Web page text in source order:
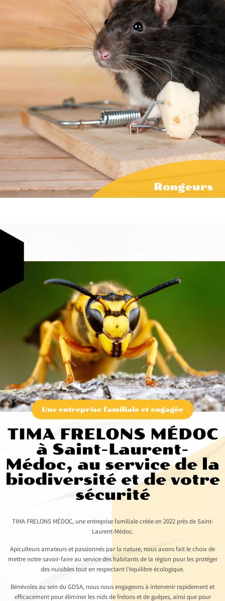
Rongeurs
Une entreprise familiale et engagée
TIMA FRELONS MÉDOC
à Saint-Laurent-
Médoc, au service de la
biodiversité et de votre
sécurité
TIMA FRELONS MÉDOC, une entreprise familiale créée en 2022 près de Saint-
Laurent-Médoc.
Apiculteurs amateurs et passionnés par la nature, nous avons fait le choix de
mettre notre savoir-faire au service des habitants de la région pour les protéger
des nuisibles tout en respectant l’équilibre écologique.
Bénévoles au sein du GDSA, nous nous engageons à intervenir rapidement et
efficacement pour éliminer les nids de frelons et de guêpes, ainsi que pour